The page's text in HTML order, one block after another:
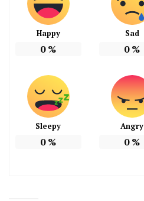
Happy
0%
Sad
0%
Sleepy
0%
Angry
0%